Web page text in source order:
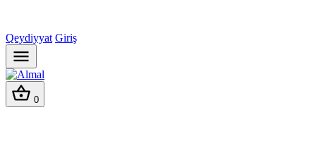
Qeydiyyat Giriş
0